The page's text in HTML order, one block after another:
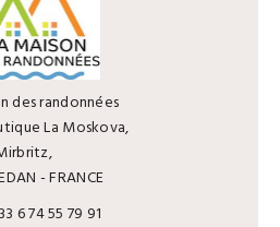
des randonnées
La Moskova,
- FRANCE
6 74 55 79 91